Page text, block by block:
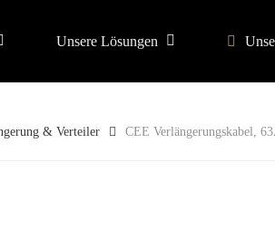
Unsere Lösungen
& Verteiler CEE Verlängerungskabel,